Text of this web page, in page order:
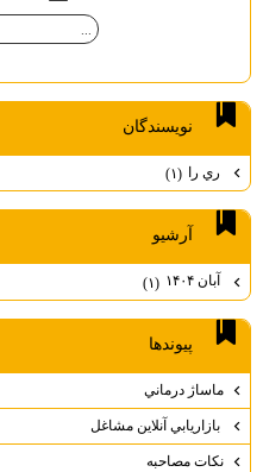
نويسندگان
ري را
آرشيو
آبان ۱۴۰۴ (۱)
پيوندها
ماساژ درماني
بازاريابي آنلاين مشاغل
نكات مصاحبه